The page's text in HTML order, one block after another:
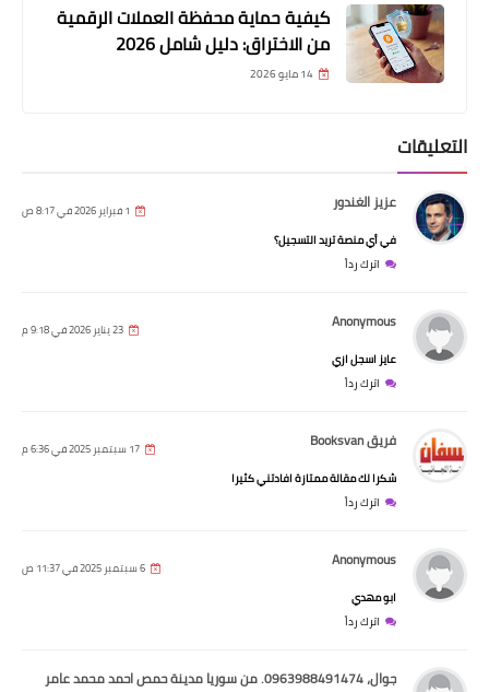
كيفية حماية محفظة العملات الرقمية
من الاختراق: دليل شامل 2026
14 مايو 2026
التعليقات
عزيز الغندور 1 فبراير 2026 في 8:17 ص
في أي منصة تريد التسجيل؟
اترك رداً
Anonymous 23 يناير 2026 في 9:18 م
عايز اسجل ازي
اترك رداً
فريق Booksvan 17 سبتمبر 2025 في 6:36 م
شكرا لك مقالة ممتازة افادتني كثيرا
اترك رداً
Anonymous 6 سبتمبر 2025 في 11:37 ص
ابو مهدي
اترك رداً
جوال، 0963988491474. من سوريا مدينة حمص احمد محمد عامر